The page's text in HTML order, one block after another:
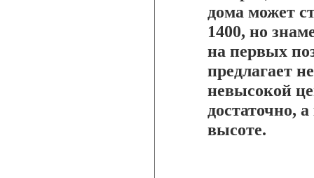
дома может
1400, но
на первых
предлагает
невысокой
достаточно,
высоте.